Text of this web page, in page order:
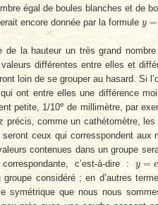
égal de boules blanches et de
encore donnée par la formuley =
=
de la hauteur un très grand
différentes entre elles et
loin de se grouper au hasard. Si
ont entre elles une différence
petite, 1/10e de millimètre, par
précis, comme un cathétomètre, les
ceux qui corresspondent aux
contenues dans un groupe
c’est-à-dire :y = e
y e −
groupe considéré ; en d’autres
symétrique que nous nous